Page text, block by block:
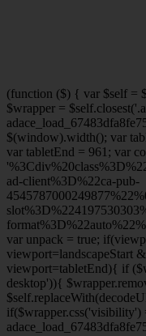
(function ($) { var $self =
$wrapper =
$(window).width(); var
var tabletEnd = 961; var
ad-client%3D%22ca-pub-
var unpack = true;
viewport=landscapeStart
viewport=tabletEnd){ if
desktop')){